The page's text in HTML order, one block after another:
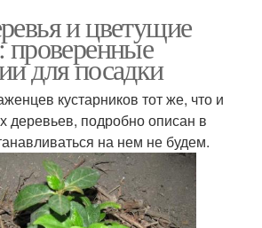
и цветущие
проверенные
для посадки
кустарников тот же, что и
деревьев, подробно описан в
на нем не будем.